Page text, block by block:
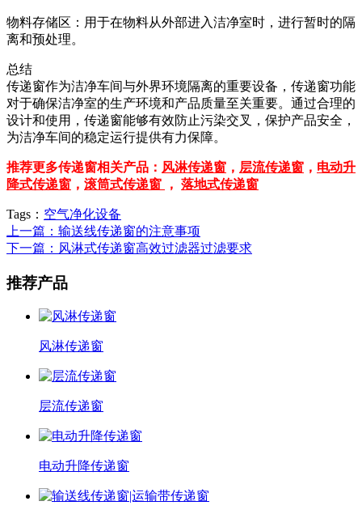
物料存储区：用于在物料从外部进入洁净室时，进行暂时的隔
离和预处理。
总结
传递窗作为洁净车间与外界环境隔离的重要设备，传递窗功能
对于确保洁净室的生产环境和产品质量至关重要。通过合理的
设计和使用，传递窗能够有效防止污染交叉，保护产品安全，
为洁净车间的稳定运行提供有力保障。
推荐更多传递窗相关产品： 风淋传递窗 ， 层流传递窗 ， 电动升
降式传递窗 ， 滚筒式传递窗 ， 落地式传递窗
Tags： 空气净化设备
上一篇：输送线传递窗的注意事项
下一篇：风淋式传递窗高效过滤器过滤要求
推荐产品
风淋传递窗
层流传递窗
电动升降传递窗